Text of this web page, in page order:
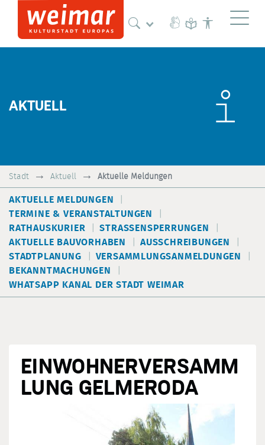
AKTUELL
Stadt Aktuell Aktuelle Meldungen
AKTUELLE MELDUNGEN
TERMINE & VERANSTALTUNGEN
RATHAUSKURIER
STRASSENSPERRUNGEN
AKTUELLE BAUVORHABEN
AUSSCHREIBUNGEN
STADTPLANUNG
VERSAMMLUNGSANMELDUNGEN
BEKANNTMACHUNGEN
WHATSAPP KANAL DER STADT WEIMAR
EINWOHNERVERSAMM
LUNG GELMERODA